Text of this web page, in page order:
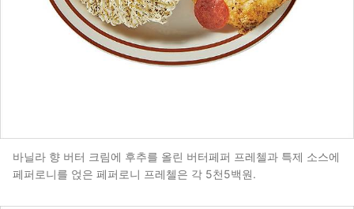
바닐라 향 버터 크림에 후추를 올린 버터페퍼 프레첼과 특제 소스에
페퍼로니를 얹은 페퍼로니 프레첼은 각 5천5백원.